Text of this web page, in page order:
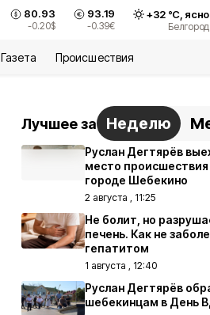
80.93
-0.20$
93.19
-0.39€
+32°С, ясно
Белгород
Газета Происшествия
Лучшее за Неделю
Руслан Дегтярёв
место происшествия
городе Шебекино
2 августа , 11:25
Не болит, но
печень. Как не
гепатитом
1 августа , 12:40
Руслан Дегтярёв
шебекинцам в День